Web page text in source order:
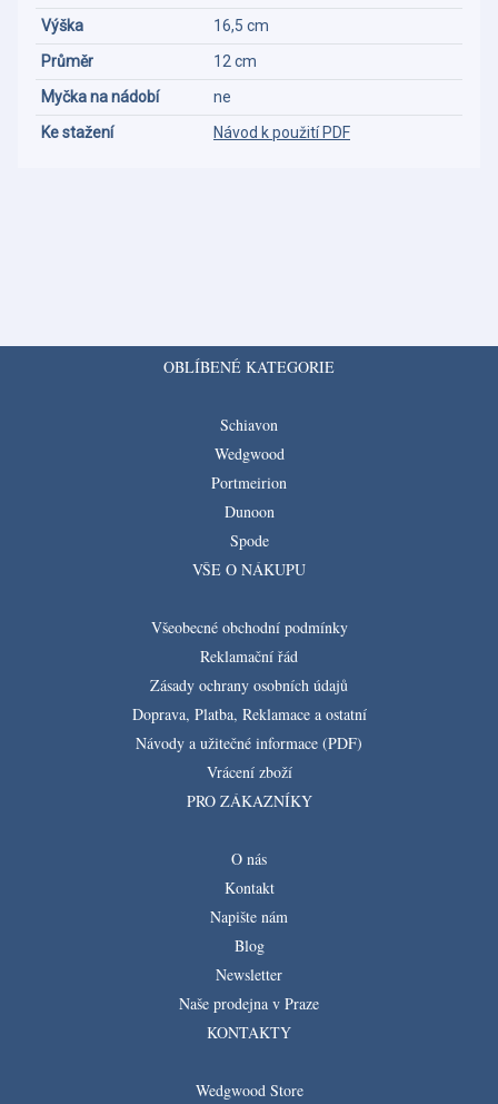
Výška
16,5 cm
Průměr
12 cm
Myčka na nádobí
ne
Ke stažení
Návod k použití PDF
OBLÍBENÉ KATEGORIE
Schiavon
Wedgwood
Portmeirion
Dunoon
Spode
VŠE O NÁKUPU
Všeobecné obchodní podmínky
Reklamační řád
Zásady ochrany osobních údajů
Doprava, Platba, Reklamace a ostatní
Návody a užitečné informace (PDF)
Vrácení zboží
PRO ZÁKAZNÍKY
O nás
Kontakt
Napište nám
Blog
Newsletter
Naše prodejna v Praze
KONTAKTY
Wedgwood Store